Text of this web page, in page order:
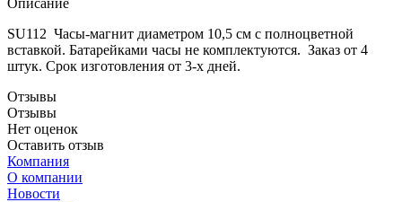
SU112 Часы-магнит диаметром 10,5 см с полноцветной
вставкой. Батарейками часы не комплектуются. Заказ от 4
штук. Срок изготовления от 3-х дней.
Отзывы
Отзывы
Нет оценок
Оставить отзыв
Компания
О компании
Новости